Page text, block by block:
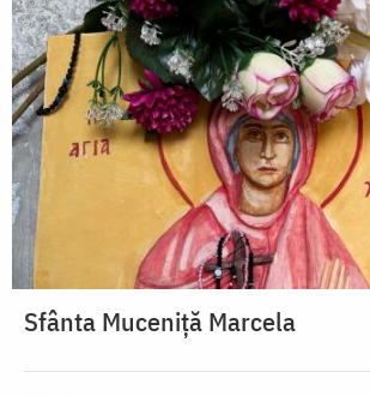
Sfânta Muceniță Marcela